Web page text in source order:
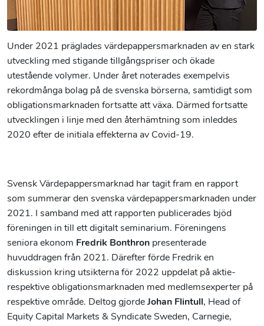
Under 2021 präglades värdepappersmarknaden av en stark
utveckling med stigande tillgångspriser och ökade
utestående volymer. Under året noterades exempelvis
rekordmånga bolag på de svenska börserna, samtidigt som
obligationsmarknaden fortsatte att växa. Därmed fortsatte
utvecklingen i linje med den återhämtning som inleddes
2020 efter de initiala effekterna av Covid-19.
Svensk Värdepappersmarknad har tagit fram en rapport
som summerar den svenska värdepappersmarknaden under
2021. I samband med att rapporten publicerades bjöd
föreningen in till ett digitalt seminarium. Föreningens
seniora ekonom Fredrik Bonthron presenterade
huvuddragen från 2021. Därefter förde Fredrik en
diskussion kring utsikterna för 2022 uppdelat på aktie-
respektive obligationsmarknaden med medlemsexperter på
respektive område. Deltog gjordeJohan Flintull, Head of
Equity Capital Markets & Syndicate Sweden, Carnegie,